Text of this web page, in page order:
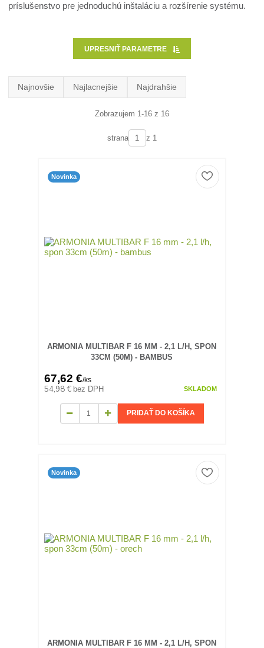
príslušenstvo pre jednoduchú inštaláciu a rozšírenie systému.
UPRESNIŤ PARAMETRE
Najnovšie Najlacnejšie Najdrahšie
Zobrazujem 1-16 z 16
strana z 1
Novinka
ARMONIA MULTIBAR F 16 MM - 2,1 L/H, SPON
33CM (50M) - BAMBUS
67,62 €/ks
54,98 € bez DPH SKLADOM
PRIDAŤ DO KOŠÍKA
Novinka
ARMONIA MULTIBAR F 16 MM - 2,1 L/H, SPON